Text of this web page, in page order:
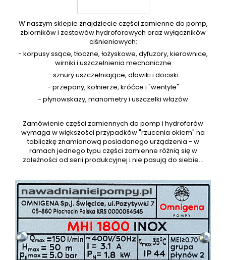
W naszym sklepie znajdziecie części zamienne do pomp,
zbiorników i zestawów hydroforowych oraz wyłączników
ciśnieniowych:
- korpusy ssące, tłoczne, łożyskowe, dyfuzory, kierownice,
wirniki i uszczelnienia mechaniczne
- sznury uszczelniające, dławiki i dociski
- przepony, kołnierze, króćce i "wentyle"
- płynowskazy, manometry i uszczelki włazów
Zamówienie części zamiennych do pomp i hydroforów
wymaga w większości przypadków "rzucenia okiem" na
tabliczkę znamionową posiadanego urządzenia - w
ramach jednego typu części zamienne różnią się w
zależności od serii produkcyjnej i nie pasują do siebie...